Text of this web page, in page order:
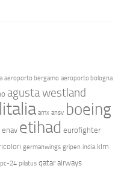
aeroporto bergamo aeroporto bologna
agusta westland
amx ansv boeing
enav etihad eurofighter
germanwings gripen india klm
pc-24 pilatus qatar airways